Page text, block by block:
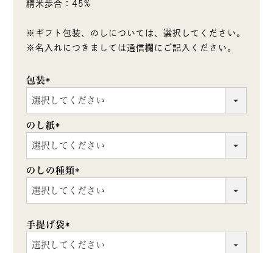
精米歩合：45%
※ギフト包装、のしについては、選択してください。
※名入れにつきましては通信欄にご記入ください。
包装
(必
須)
のし紙
(必
須)
のしの種類
(必
須)
手提げ袋
(必